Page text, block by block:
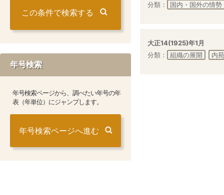
年号検索
年号検索ページから、調べたい年号の年
表（年単位）にジャンプします。
年号検索ページへ進む
分類：
国内・国外の情勢
大正14(1925)年1月
分類：
組織の展開 内苑